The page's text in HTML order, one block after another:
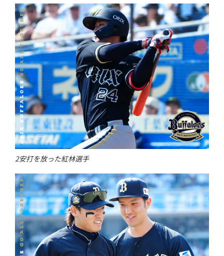
2安打を放った紅林選手